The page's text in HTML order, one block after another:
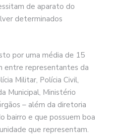
de aparato do
determinados
por uma média de 15
entre representantes da
Militar, Polícia Civil,
Municipal, Ministério
– além da diretoria
bairro e que possuem boa
que representam.